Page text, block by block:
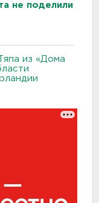
не поделили
из «Дома